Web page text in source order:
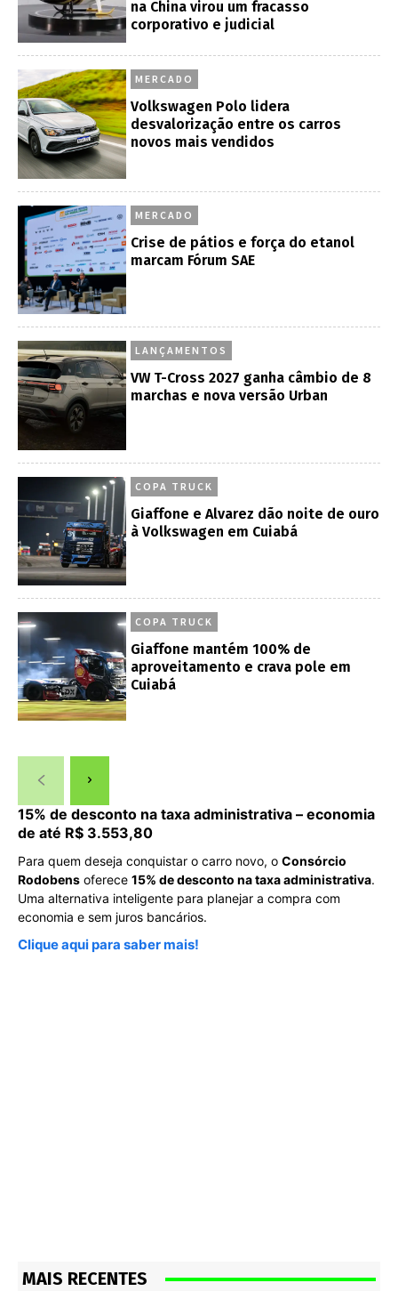
na China virou um fracasso
corporativo e judicial
MERCADO
Volkswagen Polo lidera
desvalorização entre os carros
novos mais vendidos
MERCADO
Crise de pátios e força do etanol
marcam Fórum SAE
LANÇAMENTOS
VW T-Cross 2027 ganha câmbio de 8
marchas e nova versão Urban
COPA TRUCK
Giaffone e Alvarez dão noite de ouro
à Volkswagen em Cuiabá
COPA TRUCK
Giaffone mantém 100% de
aproveitamento e crava pole em
Cuiabá
15% de desconto na taxa administrativa – economia
de até R$ 3.553,80
Para quem deseja conquistar o carro novo, o Consórcio
Rodobens oferece 15% de desconto na taxa administrativa.
Uma alternativa inteligente para planejar a compra com
economia e sem juros bancários.
Clique aqui para saber mais!
MAIS RECENTES